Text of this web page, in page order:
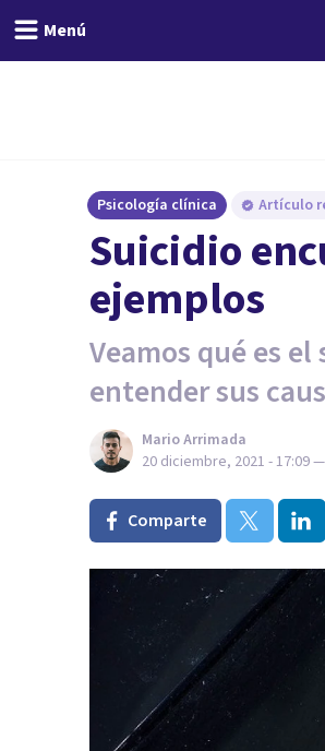
Menú
Psicología clínica Artículo
Suicidio
ejemplos
Veamos qué es
entender sus
Mario Arrimada
20 diciembre, 2021 - 17:09—
Comparte